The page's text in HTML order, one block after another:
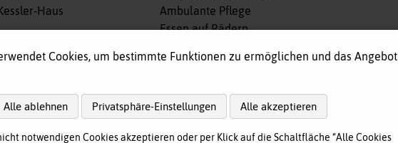
Haus
Wohngruppe Obergünzburg
überspringen
Ambulante Pflege
Essen auf Rädern
Tagespflege
Cookies, um bestimmte Funktionen zu ermöglichen und das Angebot
Alle ablehnen Privatsphäre-Einstellungen Alle akzeptieren
notwendigen Cookies akzeptieren oder per Klick auf die Schaltfläche “Alle Cookies